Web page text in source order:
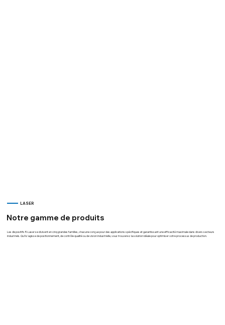
LASER
Notre gamme de produits
Les dispositifs R-Laser se divisent en cinq grandes familles, chacune conçue pour des applications spécifiques et garantissant une efficacité maximale dans divers secteurs
industriels. Qu'il s'agisse de positionnement, de contrôle qualité ou de vision industrielle, vous trouverez la solution idéale pour optimiser votre processus de production.